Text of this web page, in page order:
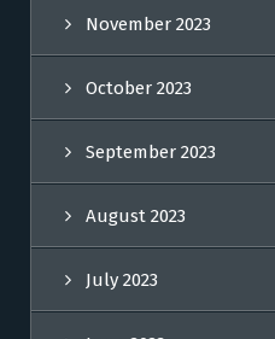
November 2023
October 2023
September 2023
August 2023
July 2023